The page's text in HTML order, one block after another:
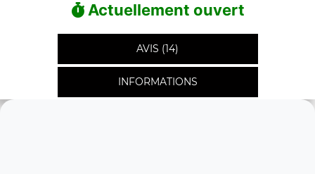
Actuellement ouvert
AVIS (14)
INFORMATIONS